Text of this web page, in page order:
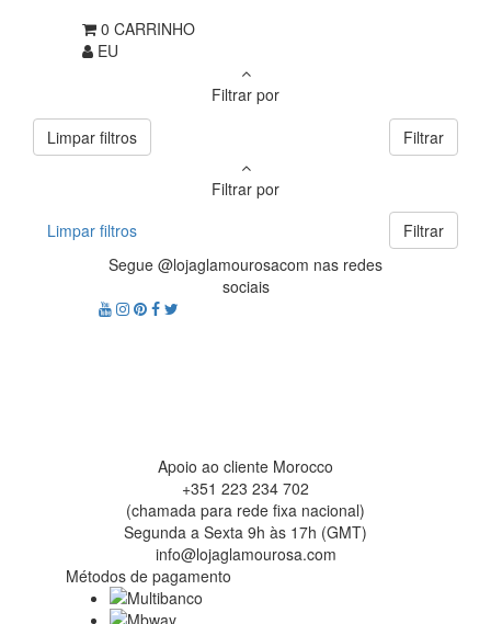
0 CARRINHO
EU
Filtrar por
Limpar filtros
Filtrar
Filtrar por
Limpar filtros
Filtrar
Segue @lojaglamourosacom nas redes
sociais
Apoio ao cliente Morocco
+351 223 234 702
(chamada para rede fixa nacional)
Segunda a Sexta 9h às 17h (GMT)
info@lojaglamourosa.com
Métodos de pagamento